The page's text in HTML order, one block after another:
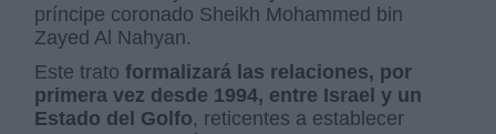
príncipe coronado Sheikh Mohammed bin
Zayed Al Nahyan.
Este tratoformalizará las relaciones, por
primera vez desde 1994, entre Israel y un
Estado del Golfo, reticentes a establecer